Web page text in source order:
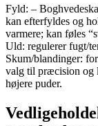
Fyld: –
kan efterfyldes og
varmere; kan føles
Uld: regulerer fugt/
Skum/blandinger:
valg til præcision og
højere puder.